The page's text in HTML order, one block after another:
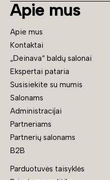
Apie mus
Apie mus
Kontaktai
„Deinava“ baldų salonai
Ekspertai pataria
Susisiekite su mumis
Salonams
Administracijai
Partneriams
Partnerių salonams
B2B
Parduotuvės taisyklės